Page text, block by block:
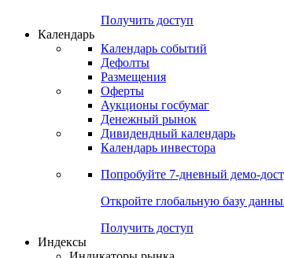
Попробуйте7-дневный
Откройте глобальную базу данных
Получить доступ
Календарь
Календарь событий
Дефолты
Размещения
Оферты
Аукционы госбумаг
Денежный рынок
Дивидендный календарь
Календарь инвестора
Попробуйте7-дневный